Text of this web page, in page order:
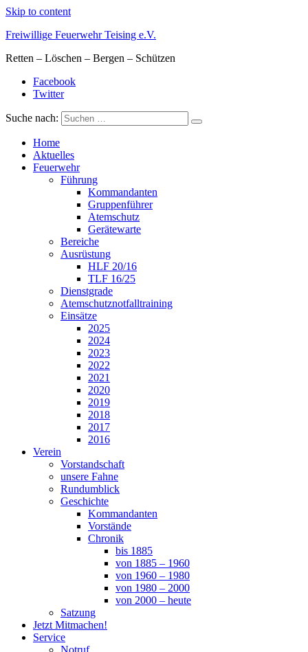
Skip to content
Freiwillige Feuerwehr Teising e.V.
Retten – Löschen – Bergen – Schützen
Facebook
Twitter
Suche nach:
Home
Aktuelles
Feuerwehr
Führung
Kommandanten
Gruppenführer
Atemschutz
Gerätewarte
Bereiche
Ausrüstung
HLF 20/16
TLF 16/25
Dienstgrade
Atemschutznotfalltraining
Einsätze
2025
2024
2023
2022
2021
2020
2019
2018
2017
2016
Verein
Vorstandschaft
unsere Fahne
Rundumblick
Geschichte
Kommandanten
Vorstände
Chronik
bis 1885
von 1885 – 1960
von 1960 – 1980
von 1980 – 2000
von 2000 – heute
Satzung
Jetzt Mitmachen!
Service
Notruf